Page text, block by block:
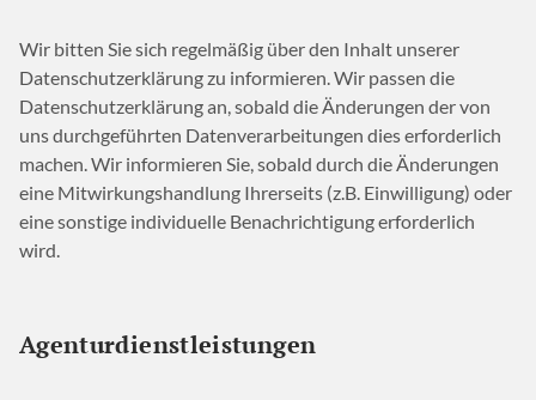
Wir bitten Sie sich regelmäßig über den Inhalt unserer
Datenschutzerklärung zu informieren. Wir passen die
Datenschutzerklärung an, sobald die Änderungen der von
uns durchgeführten Datenverarbeitungen dies erforderlich
machen. Wir informieren Sie, sobald durch die Änderungen
eine Mitwirkungshandlung Ihrerseits (z.B. Einwilligung) oder
eine sonstige individuelle Benachrichtigung erforderlich
wird.
Agenturdienstleistungen